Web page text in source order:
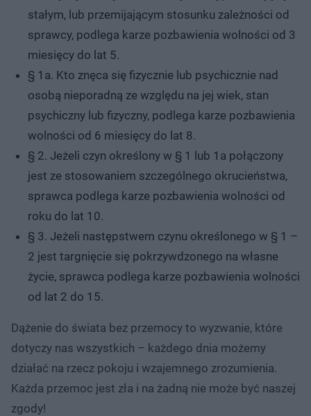
stałym, lub przemijającym stosunku zależności od
sprawcy, podlega karze pozbawienia wolności od 3
miesięcy do lat 5.
§ 1a. Kto znęca się fizycznie lub psychicznie nad
osobą nieporadną ze względu na jej wiek, stan
psychiczny lub fizyczny, podlega karze pozbawienia
wolności od 6 miesięcy do lat 8.
§ 2. Jeżeli czyn określony w § 1 lub 1a połączony
jest ze stosowaniem szczególnego okrucieństwa,
sprawca podlega karze pozbawienia wolności od
roku do lat 10.
§ 3. Jeżeli następstwem czynu określonego w § 1 –
2 jest targnięcie się pokrzywdzonego na własne
życie, sprawca podlega karze pozbawienia wolności
od lat 2 do 15.
Dążenie do świata bez przemocy to wyzwanie, które
dotyczy nas wszystkich – każdego dnia możemy
działać na rzecz pokoju i wzajemnego zrozumienia.
Każda przemoc jest zła i na żadną nie może być naszej
zgody!